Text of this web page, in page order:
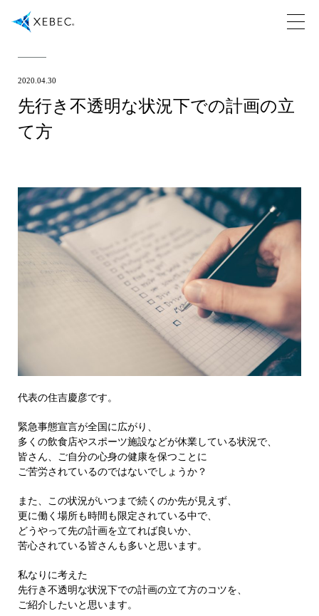
2020.04.30
先行き不透明な状況下での計画の立
て方
代表の住吉慶彦です。
緊急事態宣言が全国に広がり、
多くの飲食店やスポーツ施設などが休業している状況で、
皆さん、ご自分の心身の健康を保つことに
ご苦労されているのではないでしょうか？
また、この状況がいつまで続くのか先が見えず、
更に働く場所も時間も限定されている中で、
どうやって先の計画を立てれば良いか、
苦心されている皆さんも多いと思います。
私なりに考えた
先行き不透明な状況下での計画の立て方のコツを、
ご紹介したいと思います。